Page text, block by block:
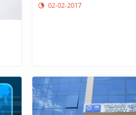
02-02-2017